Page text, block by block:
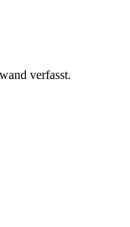
verfasst.